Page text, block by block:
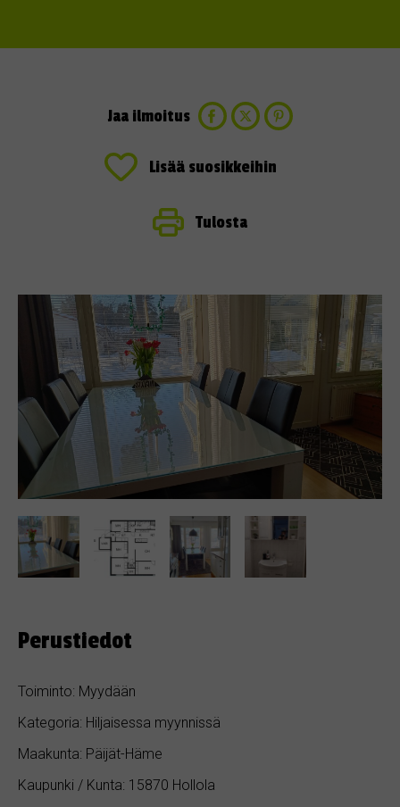
Jaa ilmoitus
Lisää suosikkeihin
Tulosta
Perustiedot
Toiminto: Myydään
Kategoria: Hiljaisessa myynnissä
Maakunta: Päijät-Häme
Kaupunki / Kunta: 15870 Hollola